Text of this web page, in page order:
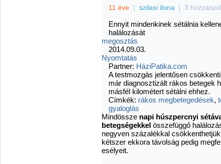
11 éve | szilasi ilona | 3
Ennyit mindenkinek sétálnia
halálozását
megosztás
2014.09.03.
Nyomtatás
Partner: HáziPatika.com
A testmozgás jelentősen
már diagnosztizált rákos betegek
másfél kilométert sétálni ehhez.
Címkék: rákos megbetegedések,
gyaloglás
Mindössze napi húszpercnyi
betegségekkel összefüggő
negyven százalékkal
kétszer ekkora távolság pedig
esélyeit.